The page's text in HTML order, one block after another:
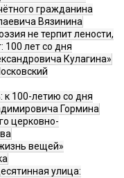
гражданина
Вязинина
не терпит лености,
100 лет со дня
Кулагина»
к 100-летию со дня
Гормина
церковно-
вещей»
улица: